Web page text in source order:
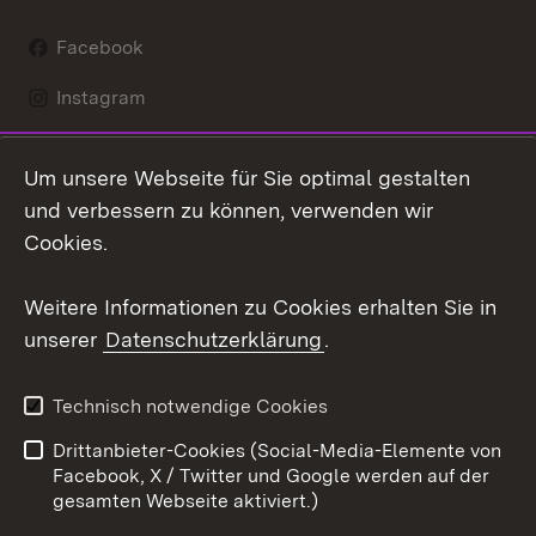
Facebook
Instagram
Mastodon
Youtube
Kontakt
Datenschutz
Barrierefreiheit
Impressum Cookies
Um unsere Webseite für Sie optimal gestalten
und verbessern zu können, verwenden wir
Cookies.
Weitere Informationen zu Cookies erhalten Sie in
unserer Datenschutzerklärung.
Technisch notwendige Cookies
Drittanbieter-Cookies (Social-Media-Elemente von
Facebook, X / Twitter und Google werden auf der
gesamten Webseite aktiviert.)